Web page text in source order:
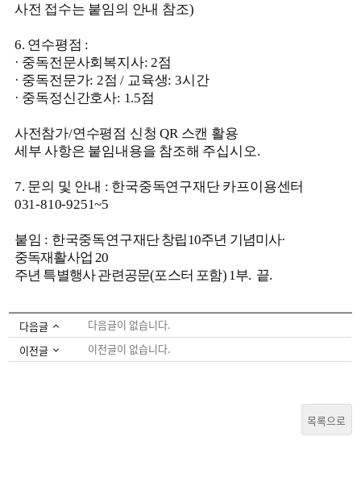
사전 접수는 붙임의 안내 참조)
6. 연수평점 :
· 중독전문사회복지사: 2점
· 중독전문가: 2점 / 교육생: 3시간
· 중독정신간호사: 1.5점
사전참가/연수평점 신청 QR 스캔 활용
세부 사항은 붙임내용을 참조해 주십시오.
7. 문의 및 안내 : 한국중독연구재단 카프이용센터
031-810-9251~5
붙임 : 한국중독연구재단 창립10주년 기념미사·
중독재활사업20
주년 특별행사 관련공문(포스터 포함) 1부. 끝.
다음글
다음글이 없습니다.
이전글
이전글이 없습니다.
목록으로